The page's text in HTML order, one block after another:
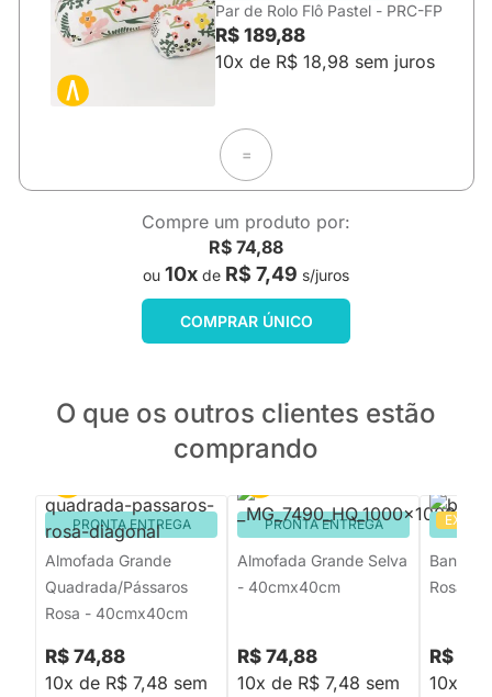
Par de Rolo Flô Pastel - PRC-FP
R$ 189,88
10x de R$ 18,98 sem juros
=
Compre um produto por:
R$ 74,88
ou 10x de R$ 7,49 s/juros
COMPRAR ÚNICO
O que os outros clientes estão
comprando
PRONTA ENTREGA
Almofada Grande
Quadrada/Pássaros
Rosa - 40cmx40cm
R$ 74,88
10x de R$ 7,48 sem
PRONTA ENTREGA
Almofada Grande Selva
- 40cmx40cm
R$ 74,88
10x de R$ 7,48 sem
Rosa
R$
10x de